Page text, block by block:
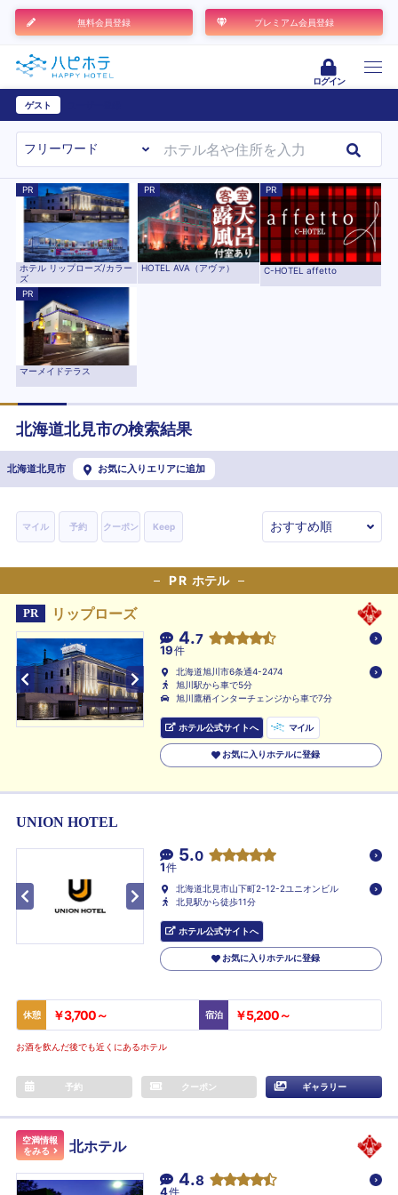
無料会員登録 プレミアム会員登録
ログイン
ゲスト
PR
ホテル リップローズ/カラー
ズ
PR
HOTEL AVA（アヴァ）
PR
C-HOTEL affetto
PR
マーメイドテラス
北海道北見市の検索結果
北海道北見市 お気に入りエリアに追加
マイル 予約 クーポン Keep
PR ホテル
PR リップローズ
4.7
19件
北海道旭川市6条通4-2474
旭川駅から車で5分
旭川鷹栖インターチェンジから車で7分
ホテル公式サイトへ マイル
お気に入りホテルに登録
UNION HOTEL
5.0
1件
北海道北見市山下町2-12-2ユニオンビル
北見駅から徒歩11分
ホテル公式サイトへ
お気に入りホテルに登録
休憩 ￥3,700～ 宿泊 ￥5,200～
お酒を飲んだ後でも近くにあるホテル
予約 クーポン ギャラリー
空満情報
をみる
北ホテル
4.8
4件